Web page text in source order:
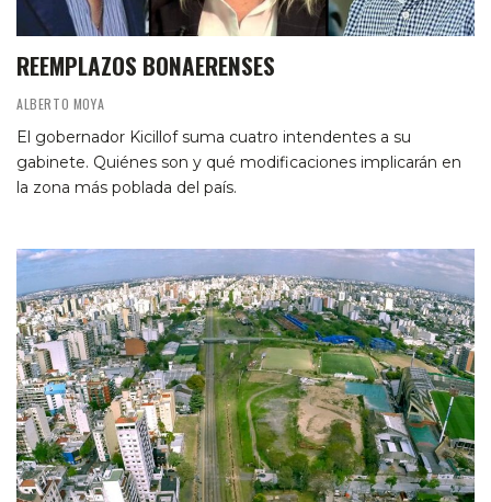
REEMPLAZOS BONAERENSES
ALBERTO MOYA
El gobernador Kicillof suma cuatro intendentes a su
gabinete. Quiénes son y qué modificaciones implicarán en
la zona más poblada del país.